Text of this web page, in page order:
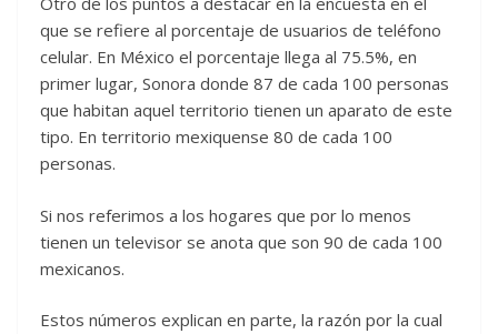
que se refiere al porcentaje de usuarios de teléfono
celular. En México el porcentaje llega al 75.5%, en
primer lugar, Sonora donde 87 de cada 100 personas
que habitan aquel territorio tienen un aparato de este
tipo. En territorio mexiquense 80 de cada 100
personas.
Si nos referimos a los hogares que por lo menos
tienen un televisor se anota que son 90 de cada 100
mexicanos.
Estos números explican en parte, la razón por la cual